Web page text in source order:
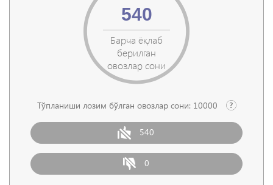
Барча ёқлаб
берилган
овозлар сони
540
Тўпланиши лозим бўлган овозлар сони: 10000
540
0